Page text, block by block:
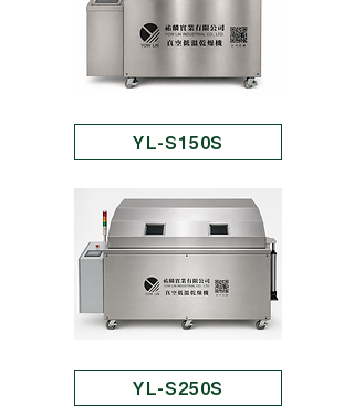
YL-S150S
YL-S250S